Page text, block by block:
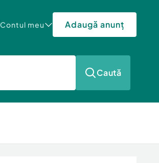
Contul meu Adaugă anunț
Caută